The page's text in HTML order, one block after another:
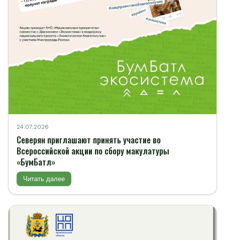
24.07.2026
Северян приглашают принять участие во
Всероссийской акции по сбору макулатуры
«БумБатл»
Читать далее